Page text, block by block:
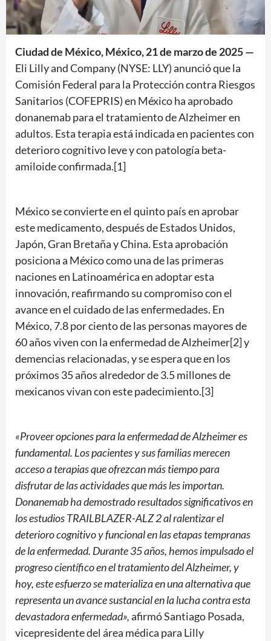
Ciudad de México, México, 21 de marzo de 2025 —
Eli Lilly and Company (NYSE: LLY) anunció que la
Comisión Federal para la Protección contra Riesgos
Sanitarios (COFEPRIS) en México ha aprobado
donanemab para el tratamiento de Alzheimer en
adultos. Esta terapia está indicada en pacientes con
deterioro cognitivo leve y con patología beta-
amiloide confirmada.[1]
México se convierte en el quinto país en aprobar
este medicamento, después de Estados Unidos,
Japón, Gran Bretaña y China. Esta aprobación
posiciona a México como una de las primeras
naciones en Latinoamérica en adoptar esta
innovación, reafirmando su compromiso con el
avance en el cuidado de las enfermedades. En
México, 7.8 por ciento de las personas mayores de
60 años viven con la enfermedad de Alzheimer[2] y
demencias relacionadas, y se espera que en los
próximos 35 años alrededor de 3.5 millones de
mexicanos vivan con este padecimiento.[3]
«Proveer opciones para la enfermedad de Alzheimer es
fundamental. Los pacientes y sus familias merecen
acceso a terapias que ofrezcan más tiempo para
disfrutar de las actividades que más les importan.
Donanemab ha demostrado resultados significativos en
los estudios TRAILBLAZER-ALZ 2 al ralentizar el
deterioro cognitivo y funcional en las etapas tempranas
de la enfermedad. Durante 35 años, hemos impulsado el
progreso científico en el tratamiento del Alzheimer, y
hoy, este esfuerzo se materializa en una alternativa que
representa un avance sustancial en la lucha contra esta
devastadora enfermedad»,afirmó Santiago Posada,
vicepresidente del área médica para Lilly